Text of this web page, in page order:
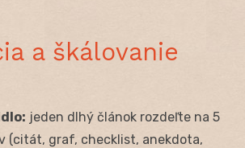
a škálovanie
jeden dlhý článok rozdeľte na 5
(citát, graf, checklist, anekdota,